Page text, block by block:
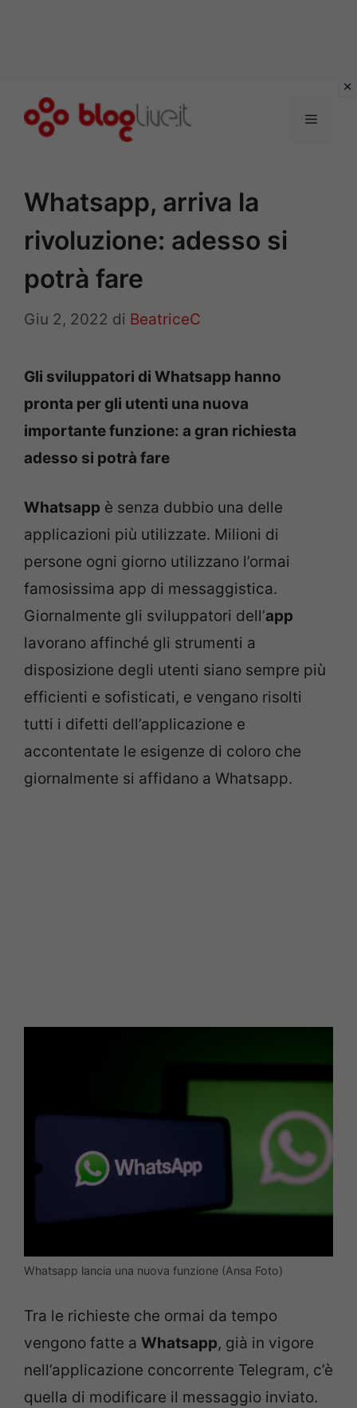
Menu
Whatsapp, arriva la
rivoluzione: adesso si
potrà fare
Giu 2, 2022 di BeatriceC
Gli sviluppatori di Whatsapp hanno
pronta per gli utenti una nuova
importante funzione: a gran richiesta
adesso si potrà fare
Whatsapp è senza dubbio una delle
applicazioni più utilizzate. Milioni di
persone ogni giorno utilizzano l’ormai
famosissima app di messaggistica.
Giornalmente gli sviluppatori dell’app
lavorano affinché gli strumenti a
disposizione degli utenti siano sempre più
efficienti e sofisticati, e vengano risolti
tutti i difetti dell’applicazione e
accontentate le esigenze di coloro che
giornalmente si affidano a Whatsapp.
Whatsapp lancia una nuova funzione (Ansa Foto)
Tra le richieste che ormai da tempo
vengono fatte a Whatsapp, già in vigore
nell’applicazione concorrente Telegram, c’è
quella di modificare il messaggio inviato.